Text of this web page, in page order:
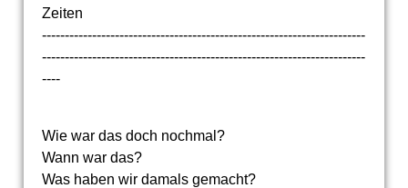
Zeiten
-----------------------------------------------------------------------
-----------------------------------------------------------------------
----
Wie war das doch nochmal?
Wann war das?
Was haben wir damals gemacht?